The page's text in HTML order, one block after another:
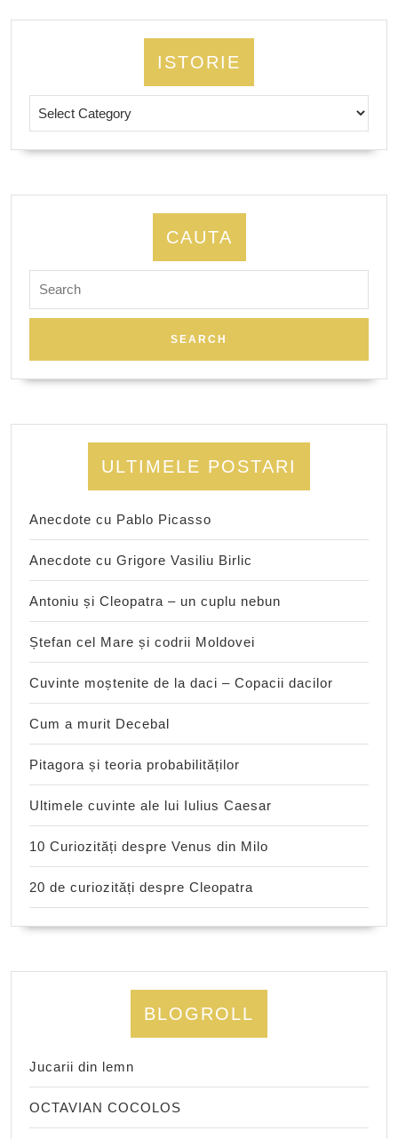
ISTORIE
CAUTA
for:
ULTIMELE POSTARI
Anecdote cu Pablo Picasso
Anecdote cu Grigore Vasiliu Birlic
Antoniu și Cleopatra – un cuplu nebun
Ștefan cel Mare și codrii Moldovei
Cuvinte moștenite de la daci – Copacii dacilor
Cum a murit Decebal
Pitagora și teoria probabilităților
Ultimele cuvinte ale lui Iulius Caesar
10 Curiozități despre Venus din Milo
20 de curiozități despre Cleopatra
BLOGROLL
Jucarii din lemn
OCTAVIAN COCOLOS